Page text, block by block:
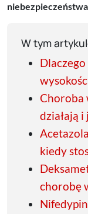
W tym
Choroba
działają i
kiedy
chorobę